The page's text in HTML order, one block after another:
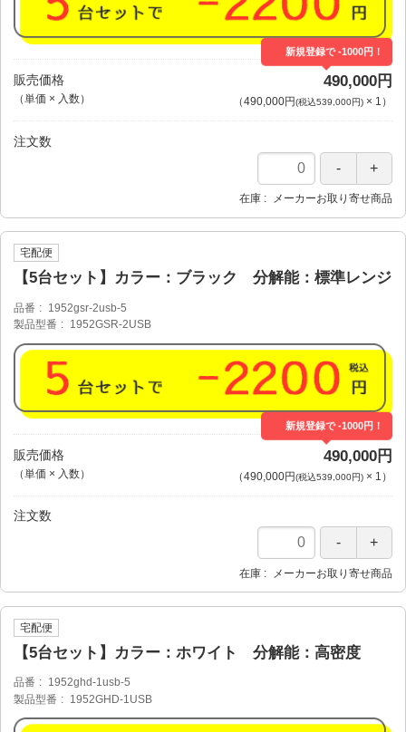
販売価格
（単価 × 入数）
新規登録で -1000円！
490,000円
（490,000円(税込539,000円)× 1 ）
注文数
在庫 メーカーお取り寄せ商品
宅配便
【5台セット】カラー：ブラック 分解能：標準レンジ
品番
1952gsr-2usb-5
製品型番
1952GSR-2USB
販売価格
（単価 × 入数）
新規登録で -1000円！
490,000円
（490,000円(税込539,000円)× 1 ）
注文数
在庫 メーカーお取り寄せ商品
宅配便
【5台セット】カラー：ホワイト 分解能：高密度
品番
1952ghd-1usb-5
製品型番
1952GHD-1USB